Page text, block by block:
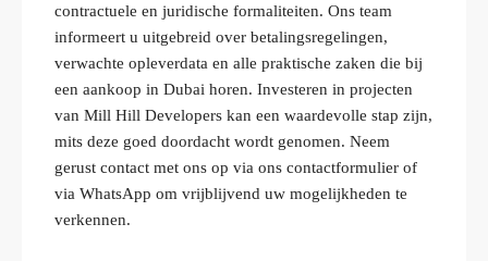
contractuele en juridische formaliteiten. Ons team
informeert u uitgebreid over betalingsregelingen,
verwachte opleverdata en alle praktische zaken die bij
een aankoop in Dubai horen. Investeren in projecten
van Mill Hill Developers kan een waardevolle stap zijn,
mits deze goed doordacht wordt genomen. Neem
gerust contact met ons op via ons contactformulier of
via WhatsApp om vrijblijvend uw mogelijkheden te
verkennen.